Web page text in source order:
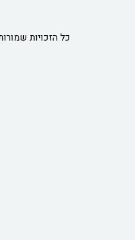
כל הזכויות